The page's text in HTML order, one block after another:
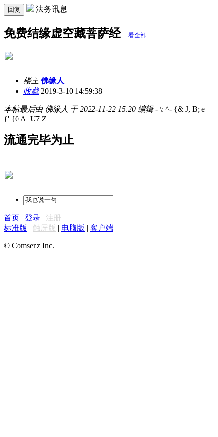
回复 法务讯息
免费结缘虚空藏菩萨经 看全部
楼主 佛缘人
收藏2019-3-10 14:59:38
本帖最后由 佛缘人 于 2022-11-22 15:20 编辑- \: ^- {& J, B; e+
{' {0 A U7 Z
流通完毕为止
首页 | 登录 | 注册
标准版 | 触屏版 | 电脑版 | 客户端
© Comsenz Inc.